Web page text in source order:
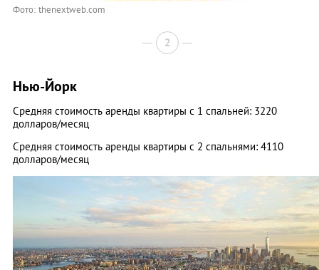
Фото: thenextweb.com
2
Нью-Йорк
Средняя стоимость аренды квартиры с 1 спальней: 3220
долларов/месяц
Средняя стоимость аренды квартиры с 2 спальнями: 4110
долларов/месяц